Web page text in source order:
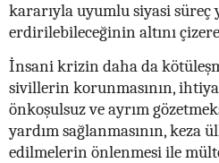
kararıyla uyumlu siyasi süreç
erdirilebileceğinin altını
İnsani krizin daha da
sivillerin korunmasının,
önkoşulsuz ve ayrım
yardım sağlanmasının, keza
edilmelerin önlenmesi ile